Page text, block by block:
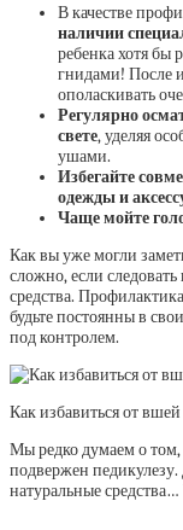
В качестве
наличии
ребенка хотя бы
гнидами! После
ополаскивать
Регулярно
свете, уделяя
ушами.
Избегайте
одежды и
Чаще мойте
Как вы уже могли
сложно, если
средства.
будьте постоянны в
под контролем.
Как избавиться от
Мы редко думаем о
подвержен
натуральные средства…